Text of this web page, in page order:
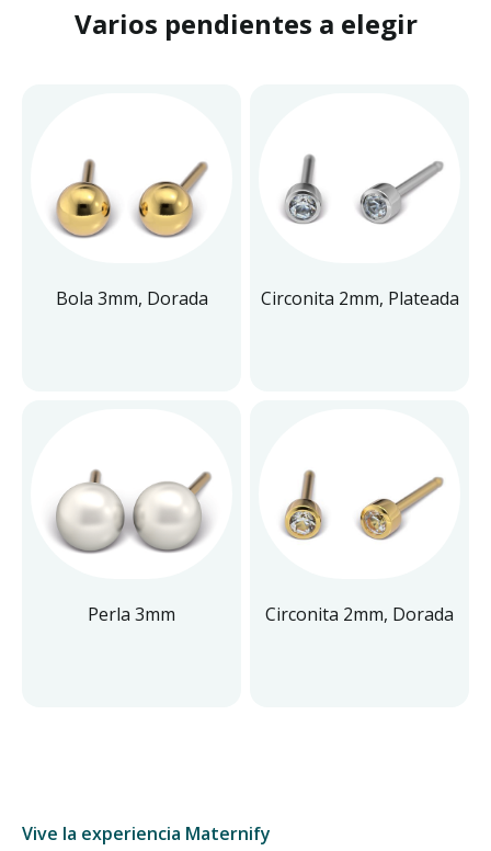
Varios pendientes a elegir
Bola 3mm, Dorada Circonita 2mm, Plateada
Perla 3mm Circonita 2mm, Dorada
Vive la experiencia Maternify